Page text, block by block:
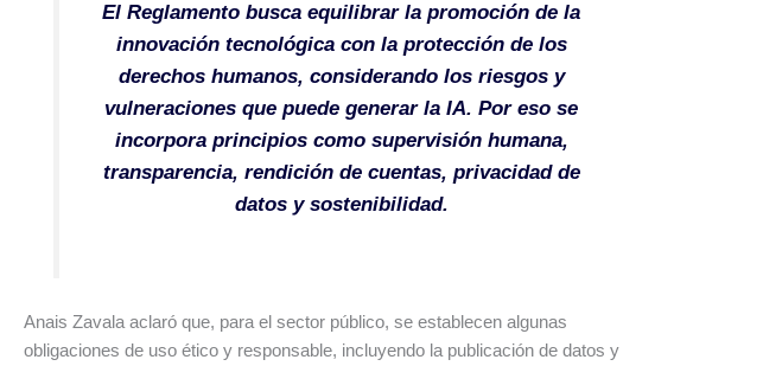
El Reglamento busca equilibrar la promoción de la
innovación tecnológica con la protección de los
derechos humanos, considerando los riesgos y
vulneraciones que puede generar la IA. Por eso se
incorpora principios como supervisión humana,
transparencia, rendición de cuentas, privacidad de
datos y sostenibilidad.
Anais Zavala aclaró que, para el sector público, se establecen algunas
obligaciones de uso ético y responsable, incluyendo la publicación de datos y